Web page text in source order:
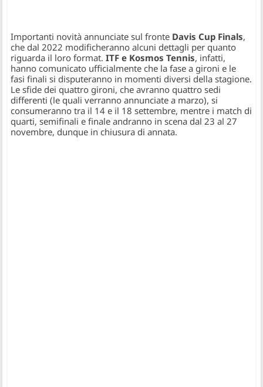
Importanti novità annunciate sul fronte Davis Cup Finals,
che dal 2022 modificheranno alcuni dettagli per quanto
riguarda il loro format.ITF e Kosmos Tennis, infatti,
hanno comunicato ufficialmente che la fase a gironi e le
fasi finali si disputeranno in momenti diversi della stagione.
Le sfide dei quattro gironi, che avranno quattro sedi
differenti (le quali verranno annunciate a marzo), si
consumeranno tra il 14 e il 18 settembre, mentre i match di
quarti, semifinali e finale andranno in scena dal 23 al 27
novembre, dunque in chiusura di annata.